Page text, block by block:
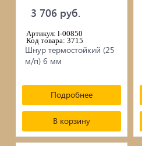
3 706 руб.
Артикул: l-00850
Код товара: 3715
Шнур термостойкий (25
м/п) 6 мм
Подробнее
В корзину